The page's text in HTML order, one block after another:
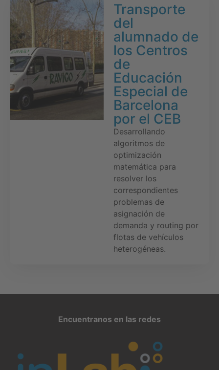
Transporte
del
alumnado de
los Centros
de
Educación
Especial de
Barcelona
por el CEB
Desarrollando
algoritmos de
optimización
matemática para
resolver los
correspondientes
problemas de
asignación de
demanda y routing por
flotas de vehículos
heterogéneas.
Encuentranos en las redes